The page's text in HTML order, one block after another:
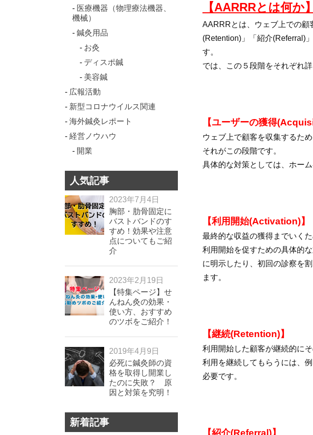
【AARRRとは何か】
AARRRとは、ウェブ上での顧
(Retention)」「紹介(Referral)
す。
では、この５段階をそれぞれ
【ユーザーの獲得
ウェブ上で顧客を収集するた
それがこの段階です。
具体的な対策としては、ホー
【利用開始(Activation)】
最終的な収益の獲得までいく
利用開始を促すための具体的
に明示したり、初回の診察を
ます。
【継続(Retention)】
利用開始した顧客が継続的に
利用を継続してもらうには、
必要です。
【紹介(Referral)】
医療機器（物理療法機器、
機械）
鍼灸用品
お灸
ディスポ鍼
美容鍼
広報活動
新型コロナウイルス関連
海外鍼灸レポート
経営ノウハウ
開業
人気記事
2023年7月4日
胸部・肋骨固定に
バストバンドのす
すめ！効果や注意
点についてもご紹
介
2023年2月19日
【特集ページ】せ
んねん灸の効果・
使い方、おすすめ
のツボをご紹介！
2019年4月9日
必死に鍼灸師の資
格を取得し開業し
たのに失敗？ 原
因と対策を究明！
新着記事